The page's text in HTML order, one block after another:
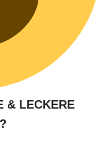
& LECKERE